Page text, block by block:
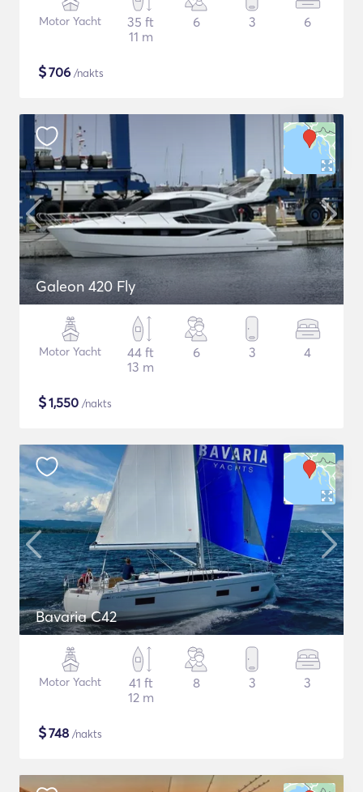
Motor Yacht
35 ft
11 m
6 3 6
$706 /nakts
Galeon 420 Fly
Motor Yacht
44 ft
13 m
6 3 4
$1,550 /nakts
Bavaria C42
Motor Yacht
41 ft
12 m
8 3 3
$748 /nakts